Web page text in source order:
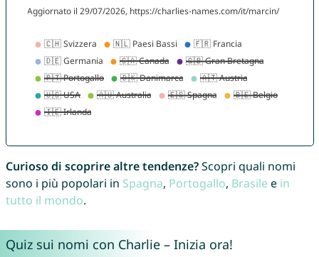
Curioso di scoprire altre tendenze?Scopri quali nomi
sono i più popolari in Spagna, Portogallo, Brasile e in
tutto il mondo.
Quiz sui nomi con Charlie – Inizia ora!